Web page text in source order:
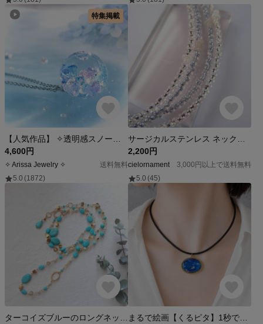
特集掲載
4,600円
✧ Arissa Jewelry ✧
送料無料
5.0 (1872)
2,200円
cielornament
3,000円以上で送料無料
5.0 (45)